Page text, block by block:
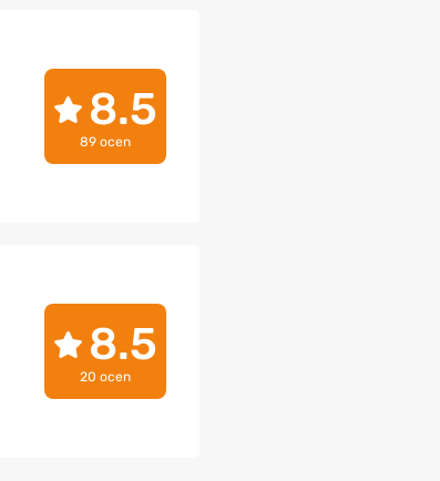
8.5
89 ocen
8.5
20 ocen